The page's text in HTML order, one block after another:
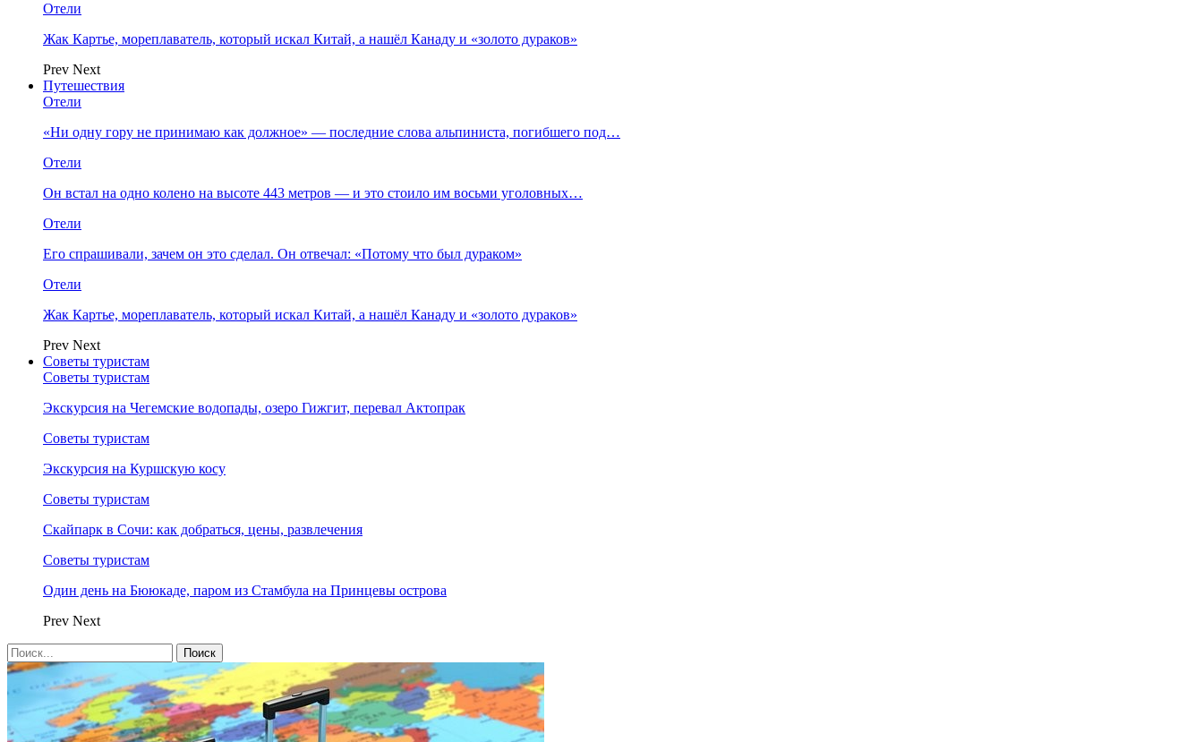
Отели
Жак Картье, мореплаватель, который искал Китай, а нашёл Канаду и «золото дураков»
Prev Next
Путешествия
Отели
«Ни одну гору не принимаю как должное» — последние слова альпиниста, погибшего под…
Отели
Он встал на одно колено на высоте 443 метров — и это стоило им восьми уголовных…
Отели
Его спрашивали, зачем он это сделал. Он отвечал: «Потому что был дураком»
Отели
Жак Картье, мореплаватель, который искал Китай, а нашёл Канаду и «золото дураков»
Prev Next
Советы туристам
Советы туристам
Экскурсия на Чегемские водопады, озеро Гижгит, перевал Актопрак
Советы туристам
Экскурсия на Куршскую косу
Советы туристам
Скайпарк в Сочи: как добраться, цены, развлечения
Советы туристам
Один день на Бююкаде, паром из Стамбула на Принцевы острова
Prev Next